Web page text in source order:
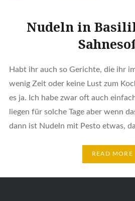
Nudeln in
Habt ihr auch so Gerichte, die ihr
wenig Zeit oder keine Lust zum
es ja. Ich habe zwar oft auch
liegen für solche Tage aber wenn
dann ist Nudeln mit Pesto etwas,
READ MORE